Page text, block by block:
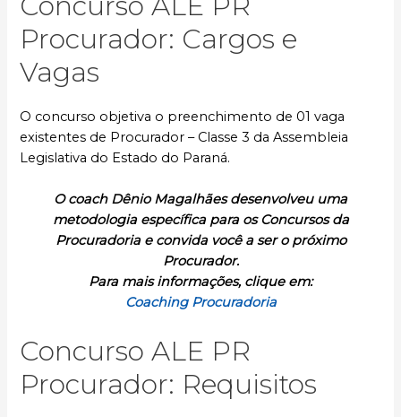
Procurador: Cargos e
Vagas
O concurso objetiva o preenchimento de 01 vaga
existentes de Procurador – Classe 3 da Assembleia
Legislativa do Estado do Paraná.
O coach Dênio Magalhães desenvolveu uma
metodologia específica para os Concursos da
Procuradoria e convida você a ser o próximo
Procurador.
Para mais informações, clique em:
Coaching Procuradoria
Concurso ALE PR
Procurador: Requisitos